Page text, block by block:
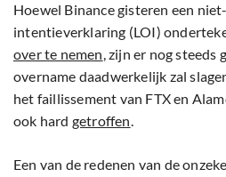
Hoewel Binance gisteren een
intentieverklaring (LOI)
over te nemen, zijn er nog steeds
overname daadwerkelijk zal
het faillissement van FTX en
ook hard getroffen.
Een van de redenen van de